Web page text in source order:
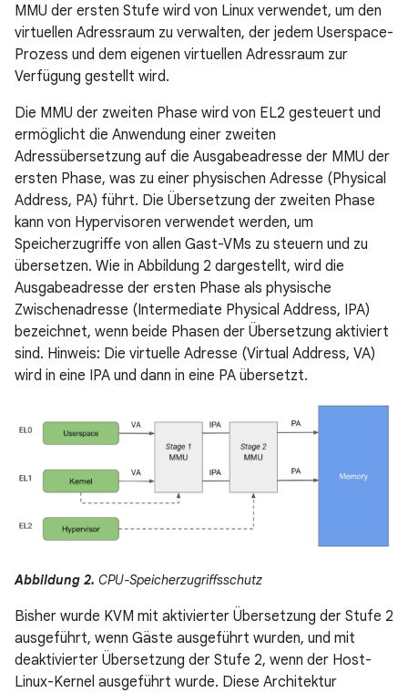
MMU der ersten Stufe wird von Linux verwendet, um den
virtuellen Adressraum zu verwalten, der jedem Userspace-
Prozess und dem eigenen virtuellen Adressraum zur
Verfügung gestellt wird.
Die MMU der zweiten Phase wird von EL2 gesteuert und
ermöglicht die Anwendung einer zweiten
Adressübersetzung auf die Ausgabeadresse der MMU der
ersten Phase, was zu einer physischen Adresse (Physical
Address, PA) führt. Die Übersetzung der zweiten Phase
kann von Hypervisoren verwendet werden, um
Speicherzugriffe von allen Gast-VMs zu steuern und zu
übersetzen. Wie in Abbildung 2 dargestellt, wird die
Ausgabeadresse der ersten Phase als physische
Zwischenadresse (Intermediate Physical Address, IPA)
bezeichnet, wenn beide Phasen der Übersetzung aktiviert
sind. Hinweis: Die virtuelle Adresse (Virtual Address, VA)
wird in eine IPA und dann in eine PA übersetzt.
Abbildung 2. CPU-Speicherzugriffsschutz
Bisher wurde KVM mit aktivierter Übersetzung der Stufe 2
ausgeführt, wenn Gäste ausgeführt wurden, und mit
deaktivierter Übersetzung der Stufe 2, wenn der Host-
Linux-Kernel ausgeführt wurde. Diese Architektur